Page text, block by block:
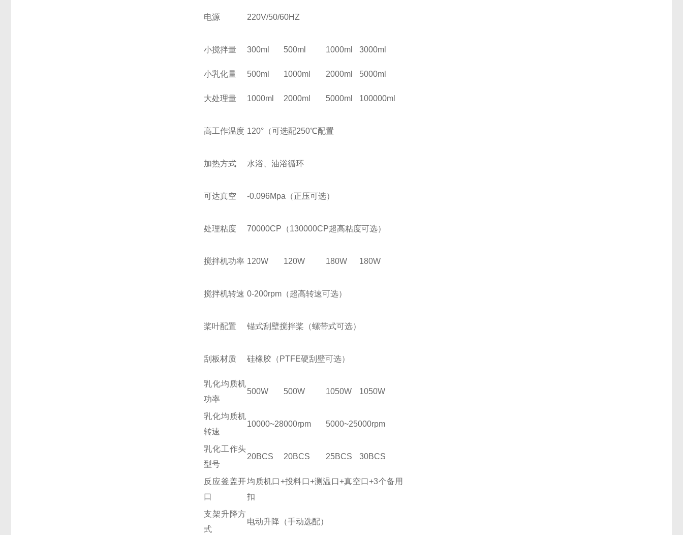
电源 220V/50/60HZ
小搅拌量 300ml 500ml 1000ml 3000ml
小乳化量 500ml 1000ml 2000ml 5000ml
大处理量 1000ml 2000ml 5000ml 100000ml
高工作温度 120°（可选配250℃配置
加热方式 水浴、油浴循环
可达真空 -0.096Mpa（正压可选）
处理粘度 70000CP（130000CP超高粘度可选）
搅拌机功率 120W 120W 180W 180W
搅拌机转速 0-200rpm（超高转速可选）
桨叶配置 锚式刮壁搅拌桨（螺带式可选）
刮板材质 硅橡胶（PTFE硬刮壁可选）
乳化均质机
功率
500W 500W 1050W 1050W
乳化均质机
转速
10000~28000rpm 5000~25000rpm
乳化工作头
型号
20BCS 20BCS 25BCS 30BCS
反应釜盖开
口
均质机口+投料口+测温口+真空口+3个备用
扣
支架升降方
式
电动升降（手动选配）